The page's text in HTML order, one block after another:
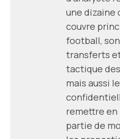
une dizaine
couvre
football,
transferts
tactique
mais aussi
remettre en
partie de